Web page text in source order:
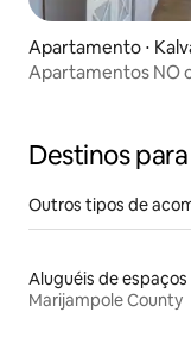
Apartamento ⋅
Apartamentos NO
Destinos
Outros tipos de
Marijampole County